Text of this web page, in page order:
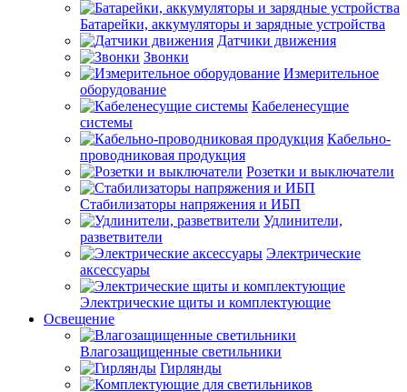
Батарейки, аккумуляторы и зарядные устройства
Датчики движения
Звонки
Измерительное
оборудование
Кабеленесущие
системы
Кабельно-
проводниковая продукция
Розетки и выключатели
Стабилизаторы напряжения и ИБП
Удлинители,
разветвители
Электрические
аксессуары
Электрические щиты и комплектующие
Освещение
Влагозащищенные светильники
Гирлянды